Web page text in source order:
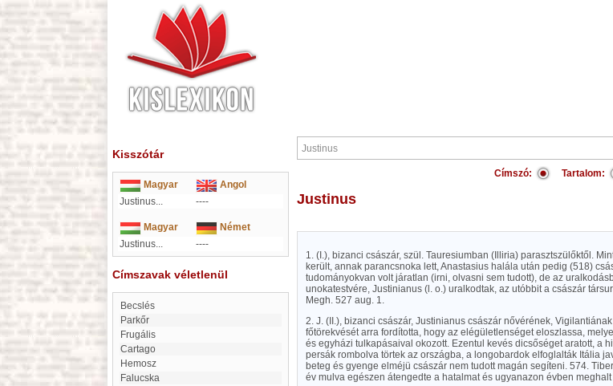
Kisszótár
Magyar
Angol
Justinus...
----
Magyar
Német
Justinus...
----
Címszavak véletlenül
Becslés
Parkőr
frugális
Cartago
Hemosz
Falucska
Címszó: Tartalom:
Justinus
1. (I.), bizanci császár, szül. Tauresiumban (Illiria) parasztszülőktől.
került, annak parancsnoka lett, Anastasius halála után pedig (518)
tudományokvan volt járatlan (irni, olvasni sem tudott), de az
unokatestvére, Justinianus (l. o.) uralkodtak, az utóbbit a császár
Megh. 527 aug. 1.
2. J. (II.), bizanci császár, Justinianus császár nővérének,
főtörekvését arra fordította, hogy az elégületlenséget eloszlassa,
és egyházi tulkapásaival okozott. Ezentul kevés dicsőséget aratott, a
persák rombolva törtek az országba, a longobardok elfoglalták Itália
beteg és gyenge elméjü császár nem tudott magán segíteni. 574.
év mulva egészen átengedte a hatalmat és ugyanazon évben meghalt